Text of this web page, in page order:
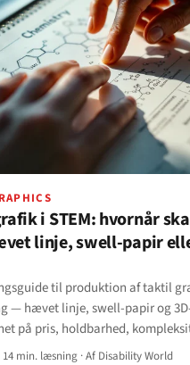
i STEM: hvornår
linje, swell-papir
til produktion af taktil
— hævet linje, swell-papir og
på pris, holdbarhed,
med et fag-for-fag
14 min. læsning ·Af Disability World